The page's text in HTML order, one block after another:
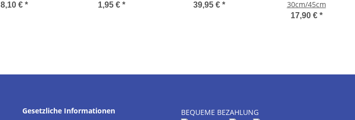
8,10 € * 1,95 € * 39,95 € *
30cm/45cm
17,90 € *
Gesetzliche Informationen BEQUEME BEZAHLUNG